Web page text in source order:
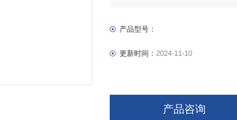
产品型号：
更新时间： 2024-11-10
产品咨询